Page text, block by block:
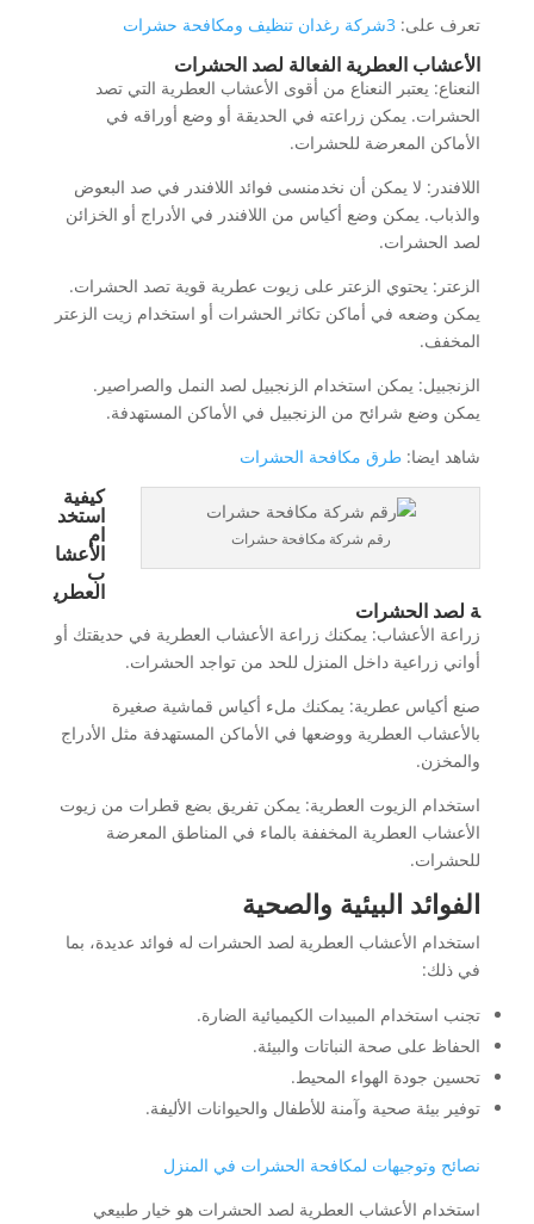
تعرف على: 3شركة رغدان تنظيف ومكافحة حشرات
الأعشاب العطرية الفعالة لصد الحشرات
النعناع: يعتبر النعناع من أقوى الأعشاب العطرية التي تصد
الحشرات. يمكن زراعته في الحديقة أو وضع أوراقه في
الأماكن المعرضة للحشرات.
اللافندر: لا يمكن أن نخدمنسى فوائد اللافندر في صد البعوض
والذباب. يمكن وضع أكياس من اللافندر في الأدراج أو الخزائن
لصد الحشرات.
الزعتر: يحتوي الزعتر على زيوت عطرية قوية تصد الحشرات.
يمكن وضعه في أماكن تكاثر الحشرات أو استخدام زيت الزعتر
المخفف.
الزنجبيل: يمكن استخدام الزنجبيل لصد النمل والصراصير.
يمكن وضع شرائح من الزنجبيل في الأماكن المستهدفة.
شاهد ايضا: طرق مكافحة الحشرات
رقم شركة مكافحة حشرات
كيفية
استخد
ام
الأعشا
ب
العطري
ة لصد الحشرات
زراعة الأعشاب: يمكنك زراعة الأعشاب العطرية في حديقتك أو
أواني زراعية داخل المنزل للحد من تواجد الحشرات.
صنع أكياس عطرية: يمكنك ملء أكياس قماشية صغيرة
بالأعشاب العطرية ووضعها في الأماكن المستهدفة مثل الأدراج
والمخزن.
استخدام الزيوت العطرية: يمكن تفريق بضع قطرات من زيوت
الأعشاب العطرية المخففة بالماء في المناطق المعرضة
للحشرات.
الفوائد البيئية والصحية
استخدام الأعشاب العطرية لصد الحشرات له فوائد عديدة، بما
في ذلك:
تجنب استخدام المبيدات الكيميائية الضارة.
الحفاظ على صحة النباتات والبيئة.
تحسين جودة الهواء المحيط.
توفير بيئة صحية وآمنة للأطفال والحيوانات الأليفة.
نصائح وتوجيهات لمكافحة الحشرات في المنزل
استخدام الأعشاب العطرية لصد الحشرات هو خيار طبيعي